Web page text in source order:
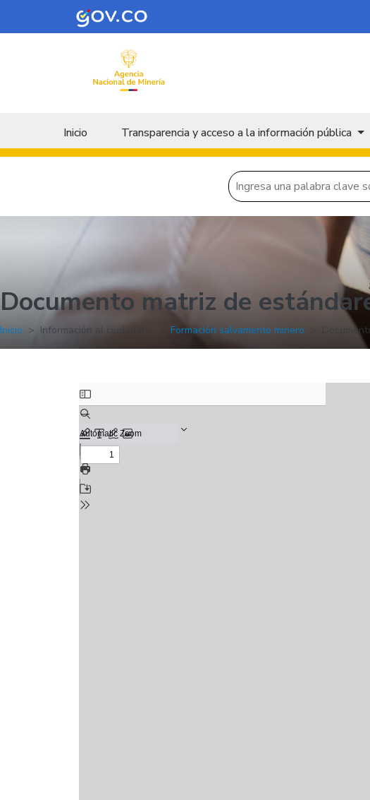
Skip to main content
Menu principal
Inicio Transparencia y acceso a la información pública
Documento matriz de
Inicio Información al ciudadano Formación salvamento minero